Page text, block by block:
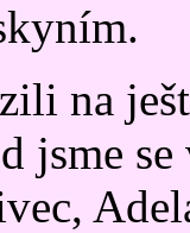
na
jsme